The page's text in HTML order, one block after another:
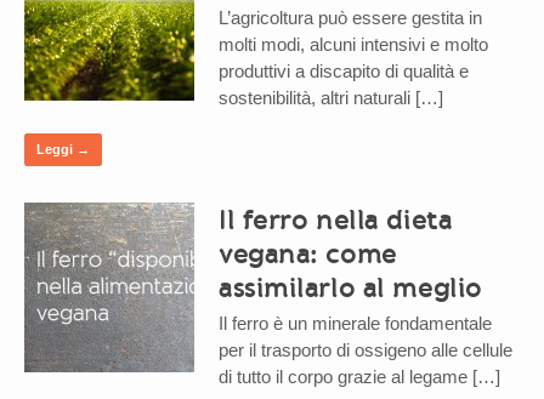
L’agricoltura può essere gestita in
molti modi, alcuni intensivi e molto
produttivi a discapito di qualità e
sostenibilità, altri naturali […]
Leggi →
Il ferro nella dieta
vegana: come
assimilarlo al meglio
Il ferro è un minerale fondamentale
per il trasporto di ossigeno alle cellule
di tutto il corpo grazie al legame […]